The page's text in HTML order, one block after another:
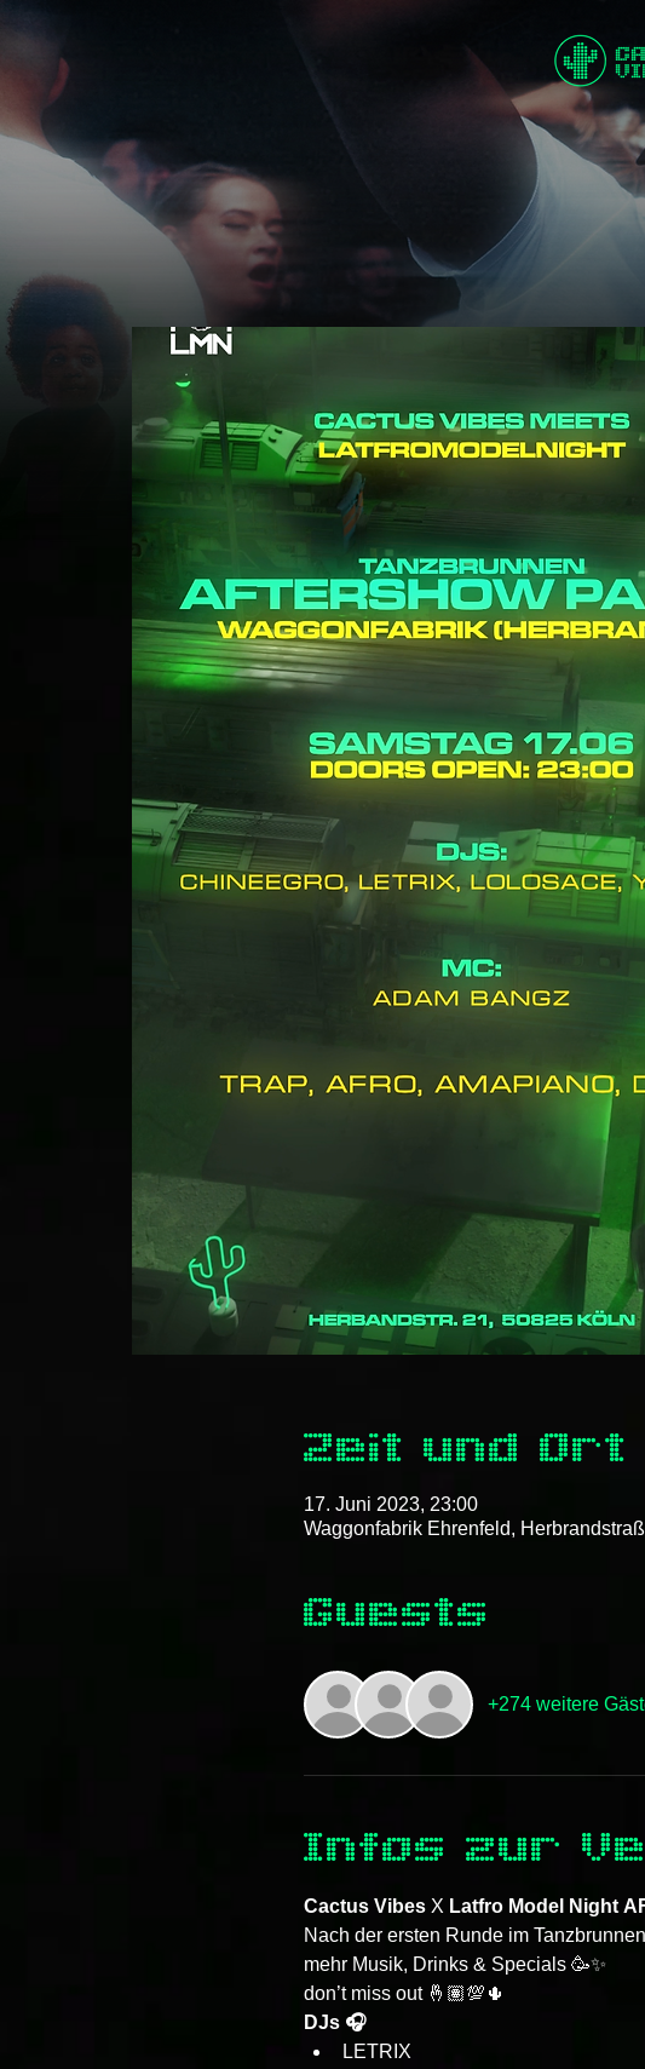
Zeit und Ort
17. Juni 2023, 23:00
Waggonfabrik Ehrenfeld,
Guests
+274 weitere
Infos zur
Cactus Vibes X Latfro Model Night
Nach der ersten Runde im
mehr Musik, Drinks & Specials 🥳✨
don’t miss out 🤞🏽💯🌵
DJs 🎧
LETRIX